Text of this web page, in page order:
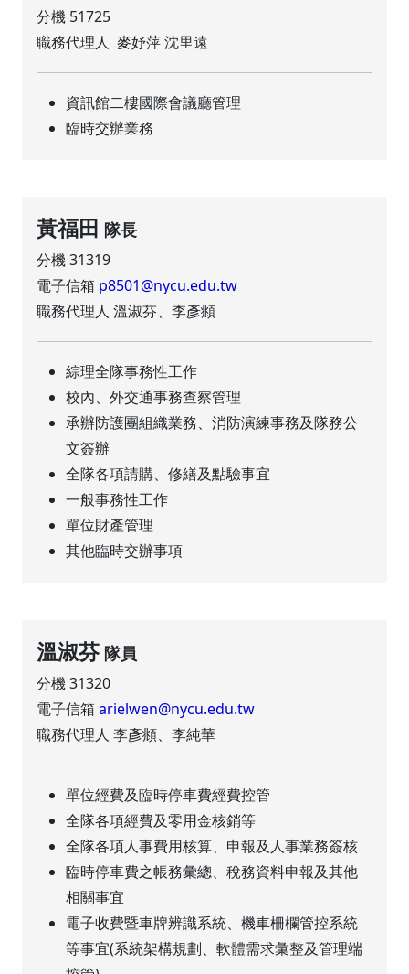
分機 51725
職務代理人 麥妤萍 沈里遠
資訊館二樓國際會議廳管理
臨時交辦業務
黃福田 隊長
分機 31319
電子信箱 p8501@nycu.edu.tw
職務代理人 溫淑芬、李彥頫
綜理全隊事務性工作
校內、外交通事務查察管理
承辦防護團組織業務、消防演練事務及隊務公
文簽辦
全隊各項請購、修繕及點驗事宜
一般事務性工作
單位財產管理
其他臨時交辦事項
溫淑芬 隊員
分機 31320
電子信箱arielwen@nycu.edu.tw
職務代理人 李彥頫、李純華
單位經費及臨時停車費經費控管
全隊各項經費及零用金核銷等
全隊各項人事費用核算、申報及人事業務簽核
臨時停車費之帳務彙總、稅務資料申報及其他
相關事宜
電子收費暨車牌辨識系統、機車柵欄管控系統
等事宜(系統架構規劃、軟體需求彙整及管理端